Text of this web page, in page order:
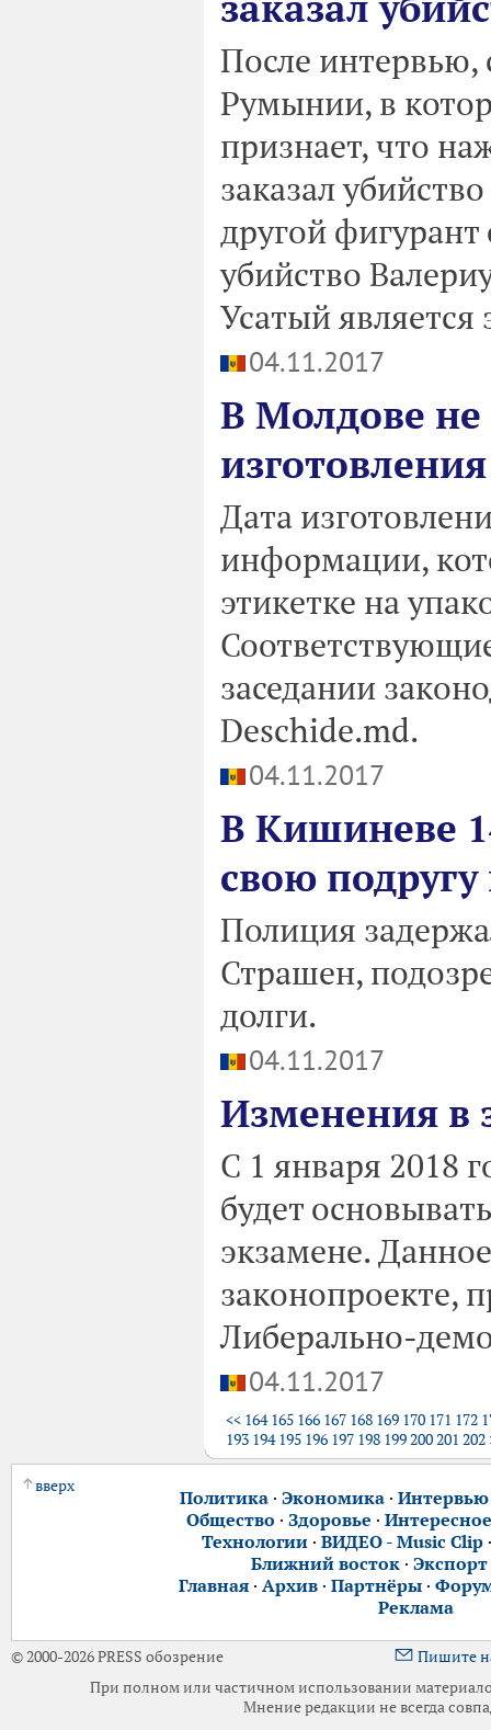
После
Румынии, в
признает, что
заказал
другой
убийство
Усатый является
04.11.2017
В Молдове не
Дата
информации,
этикетке на
заседании
Deschide.md.
04.11.2017
В Кишиневе
свою подругу
Полиция
Страшен,
долги.
04.11.2017
Изменения в
С 1 января 2018
будет
экзамене.
законопроекте,
Либерально-
04.11.2017
<< 164 165 166 167 168 169 170 171 172
193 194 195 196 197 198 199200201 202
вверх
Политика· Экономика· Интервью
Общество · Здоровье · Интересное
Технологии· ВИДЕО - Music Clip
Ближний восток ·
Главная· Архив· Партнёры·
Реклама
© 2000-2026 PRESS обозрение
Пишите
При полном или частичном использовании
Мнение редакции не всегда